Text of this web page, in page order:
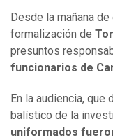
Desde la mañana
formalización de
presuntos
funcionarios de
En la audiencia, que
balístico de la
uniformados